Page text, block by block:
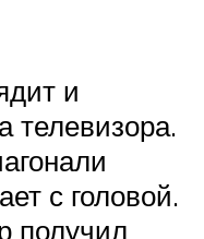
и
телевизора.
с головой.
получил